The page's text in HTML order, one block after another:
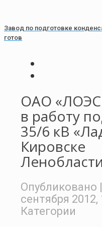
Завод по подготовке
готов
ОАО
в работу
35/6 кВ
Кировске
Ленобласти
Опубликовано
сентября 2012,
Категории